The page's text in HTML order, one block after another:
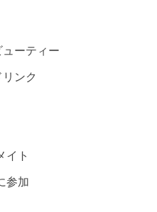
ーティー
ンク
イト
参加